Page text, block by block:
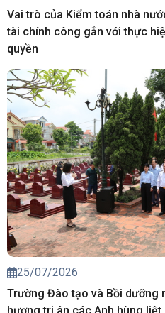
Vai trò của Kiểm toán nhà
tài chính công gắn với thực
quyền
25/07/2026
Trường Đào tạo và Bồi dưỡng